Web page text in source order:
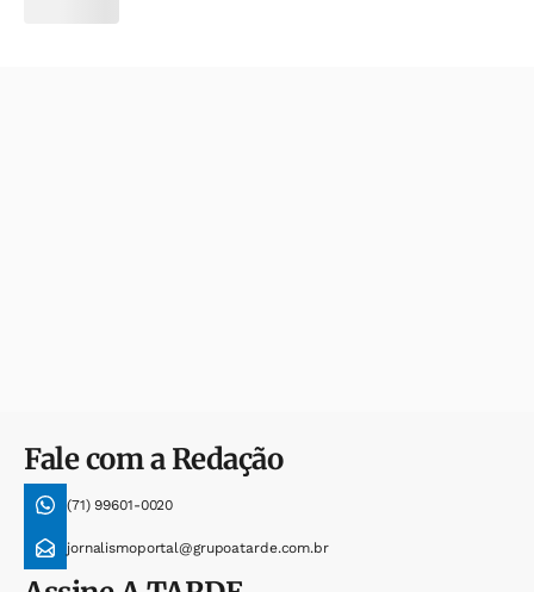
Fale com a Redação
(71) 99601-0020
jornalismoportal@grupoatarde.com.br